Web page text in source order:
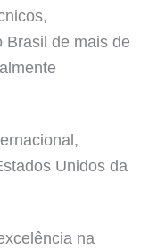
Brasil de mais de
Unidos da
na